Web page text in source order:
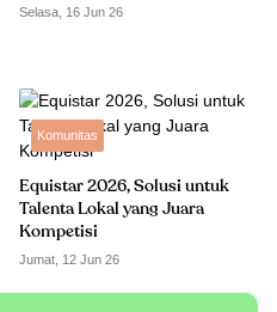
Selasa, 16 Jun 26
Komunitas
Equistar 2026, Solusi untuk
Talenta Lokal yang Juara
Kompetisi
Jumat, 12 Jun 26